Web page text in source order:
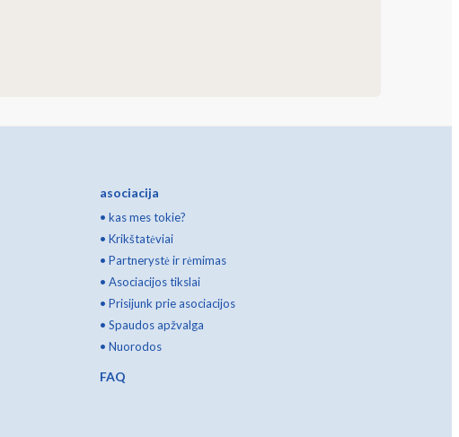
asociacija
• kas mes tokie?
• Krikštatėviai
• Partnerystė ir rėmimas
• Asociacijos tikslai
• Prisijunk prie asociacijos
• Spaudos apžvalga
• Nuorodos
FAQ